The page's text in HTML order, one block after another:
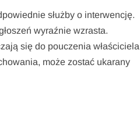
służby o interwencję.
wyraźnie wzrasta.
się do pouczenia właściciela
może zostać ukarany